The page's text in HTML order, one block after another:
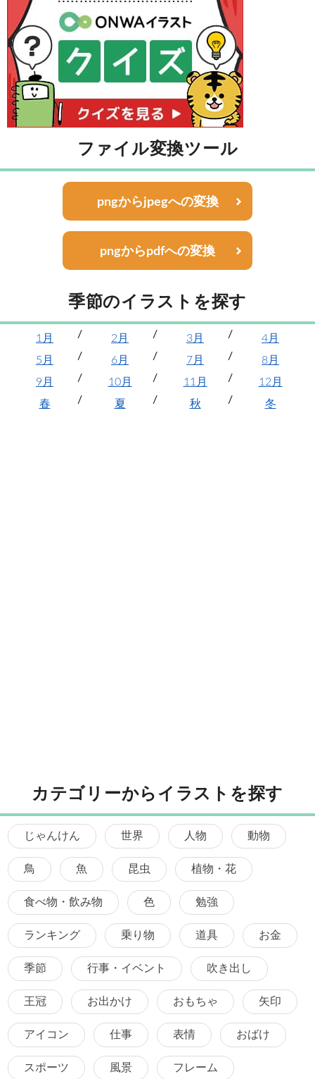
ファイル変換ツール
pngからjpegへの変換
pngからpdfへの変換
季節のイラストを探す
1月 2月 3月
4月
5月
6月 7月
8月
9月
10月 11月
12月
春
夏 秋 冬
カテゴリーからイラストを探す
じゃんけん 世界 人物 動物
鳥 魚 昆虫 植物・花
食べ物・飲み物 色 勉強
ランキング 乗り物 道具 お金
季節 行事・イベント 吹き出し
王冠 お出かけ おもちゃ 矢印
アイコン 仕事 表情 おばけ
スポーツ 風景 フレーム